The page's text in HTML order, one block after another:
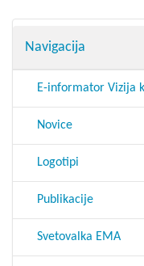
Navigacija
E-informator Vizija
Novice
Logotipi
Publikacije
Svetovalka EMA